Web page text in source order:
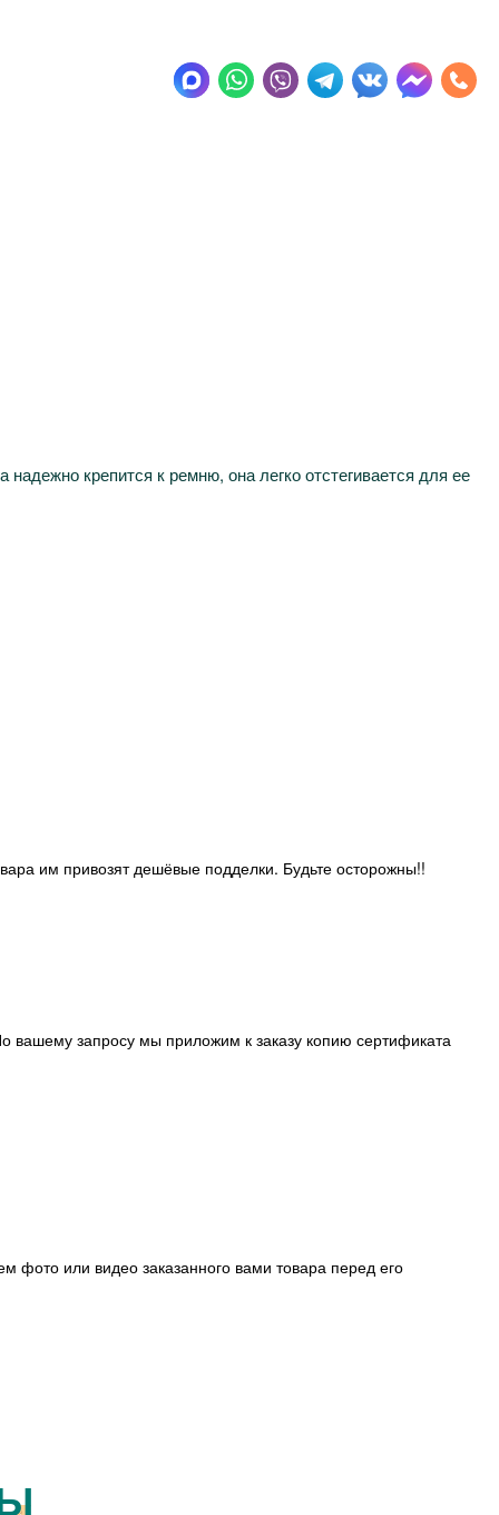
крепится к ремню, она легко отстегивается для ее
им привозят дешёвые подделки. Будьте осторожны!!
запросу мы приложим к заказу копию сертификата
или видео заказанного вами товара перед его